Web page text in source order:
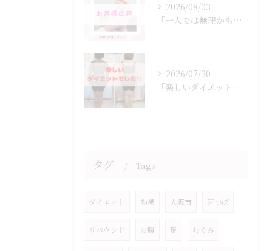
2026/08/03
「一人では無理かも…」
2026/07/30
「楽しいダイエットでした♡」
タグ Tags
ダイエット 効果 大阪市 耳つぼ
リバウンド お腹 足 むくみ